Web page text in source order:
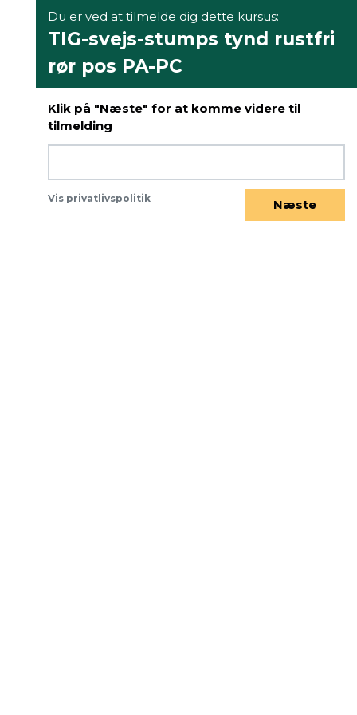
Du er ved at tilmelde dig dette kursus:
TIG-svejs-stumps tynd rustfri
rør pos PA-PC
Klik på "Næste" for at komme videre til
tilmelding
Vis privatlivspolitik